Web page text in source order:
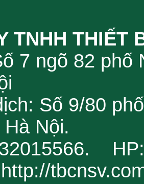
TNHH THIẾT
7 ngõ 82
Số 9/80
Nội.